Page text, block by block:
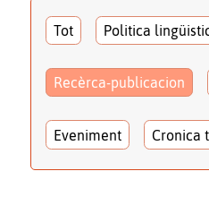
Tot Politica
Recèrca-publicacion
Eveniment Cronica